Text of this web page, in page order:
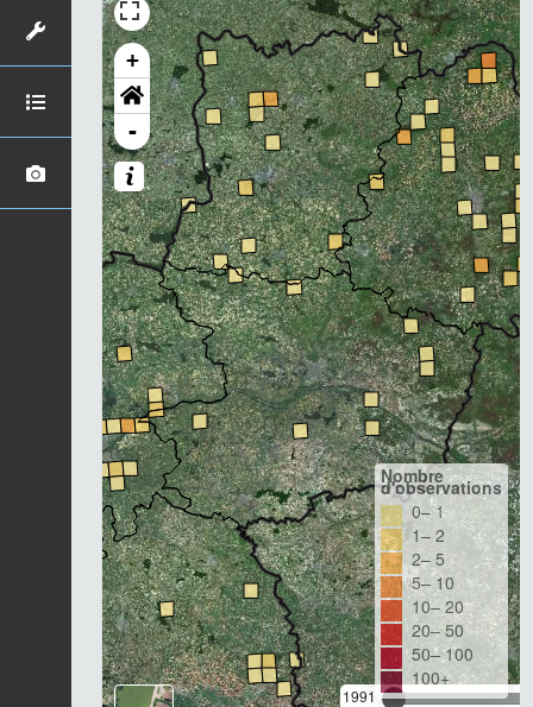
+
-
1991
Nombre
d'observations
0– 1
1– 2
2– 5
5– 10
10– 20
20– 50
50– 100
100+